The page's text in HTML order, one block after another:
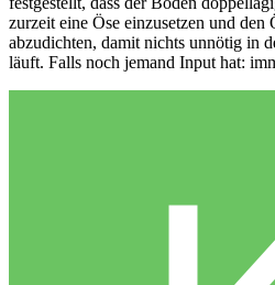
zurzeit eine Öse einzusetzen und den
abzudichten, damit nichts unnötig in
läuft. Falls noch jemand Input hat: